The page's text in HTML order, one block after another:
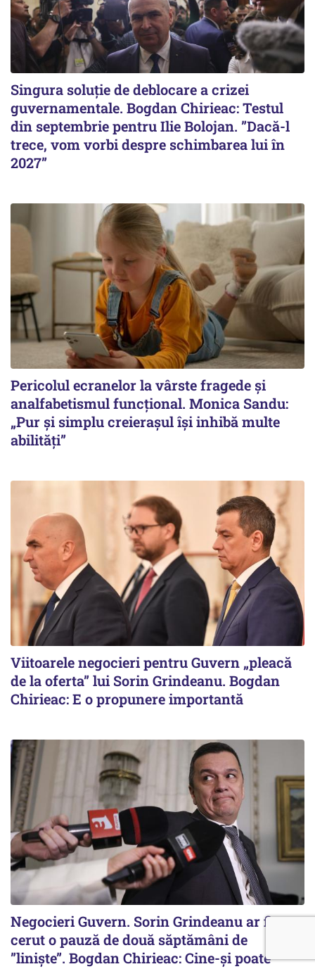
Singura soluție de deblocare a crizei
guvernamentale. Bogdan Chirieac: Testul
din septembrie pentru Ilie Bolojan. ”Dacă-l
trece, vom vorbi despre schimbarea lui în
2027”
Pericolul ecranelor la vârste fragede și
analfabetismul funcțional. Monica Sandu:
„Pur și simplu creierașul își inhibă multe
abilități”
Viitoarele negocieri pentru Guvern „pleacă
de la oferta” lui Sorin Grindeanu. Bogdan
Chirieac: E o propunere importantă
Negocieri Guvern. Sorin Grindeanu ar fi
cerut o pauză de două săptămâni de
”liniște”. Bogdan Chirieac: Cine-și poate